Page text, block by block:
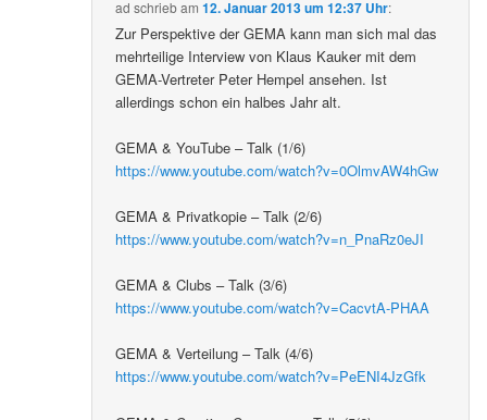
ad schriebam12. Januar 2013 um 12:37 Uhr:
Zur Perspektive der GEMA kann man sich mal das
mehrteilige Interview von Klaus Kauker mit dem
GEMA-Vertreter Peter Hempel ansehen. Ist
allerdings schon ein halbes Jahr alt.
GEMA & YouTube – Talk (1/6)
https://www.youtube.com/watch?v=0OlmvAW4hGw
GEMA & Privatkopie – Talk (2/6)
https://www.youtube.com/watch?v=n_PnaRz0eJI
GEMA & Clubs – Talk (3/6)
https://www.youtube.com/watch?v=CacvtA-PHAA
GEMA & Verteilung – Talk (4/6)
https://www.youtube.com/watch?v=PeENI4JzGfk